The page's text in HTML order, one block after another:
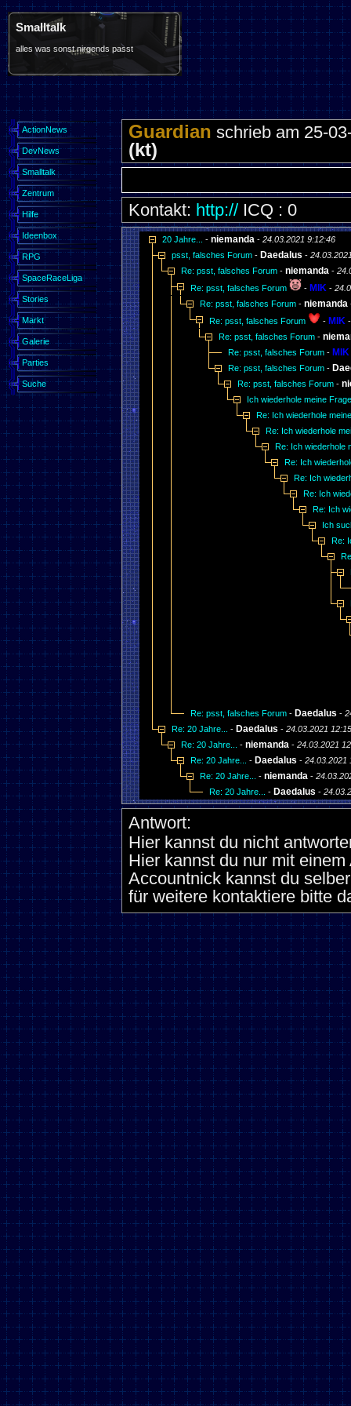
Smalltalk
alles was sonst nirgends passt
ActionNews
DevNews
Smalltalk
Zentrum
Hilfe
Ideenbox
RPG
SpaceRaceLiga
Stories
Markt
Galerie
Parties
Suche
Guardian schrieb am 25-
(kt)
Kontakt: http://ICQ : 0
20 Jahre... - niemanda - 24.03.2021 9:12:46
psst, falsches Forum- Daedalus -
Re: psst, falsches Forum- niemanda -
Re: psst, falsches Forum
- MIK -
Re: psst, falsches Forum- niemanda
Re: psst, falsches Forum
- MIK
Re: psst, falsches Forum-
Re: psst, falsches Forum- MIK
Re: psst, falsches Forum-
Re: psst, falsches Forum-
Ich wiederhole meine Frage
Re: Ich wiederhole
Re: Ich wiederhole
Re: Ich wiederhole
Re: Ich
Re: Ich
Re: Ich
Re: Ich
Ich
Re:
Re: psst, falsches Forum- Daedalus -
Re: 20 Jahre...
- Daedalus - 24.03.2021
Re: 20 Jahre...
- niemanda - 24.03.2021
Re: 20 Jahre...
- Daedalus - 24.03.2021
Re: 20 Jahre...
- niemanda -
Re: 20 Jahre...
- Daedalus -
Antwort:
Hier kannst du nicht
Hier kannst du nur mit
Accountnick kannst du
für weitere kontaktiere bitte